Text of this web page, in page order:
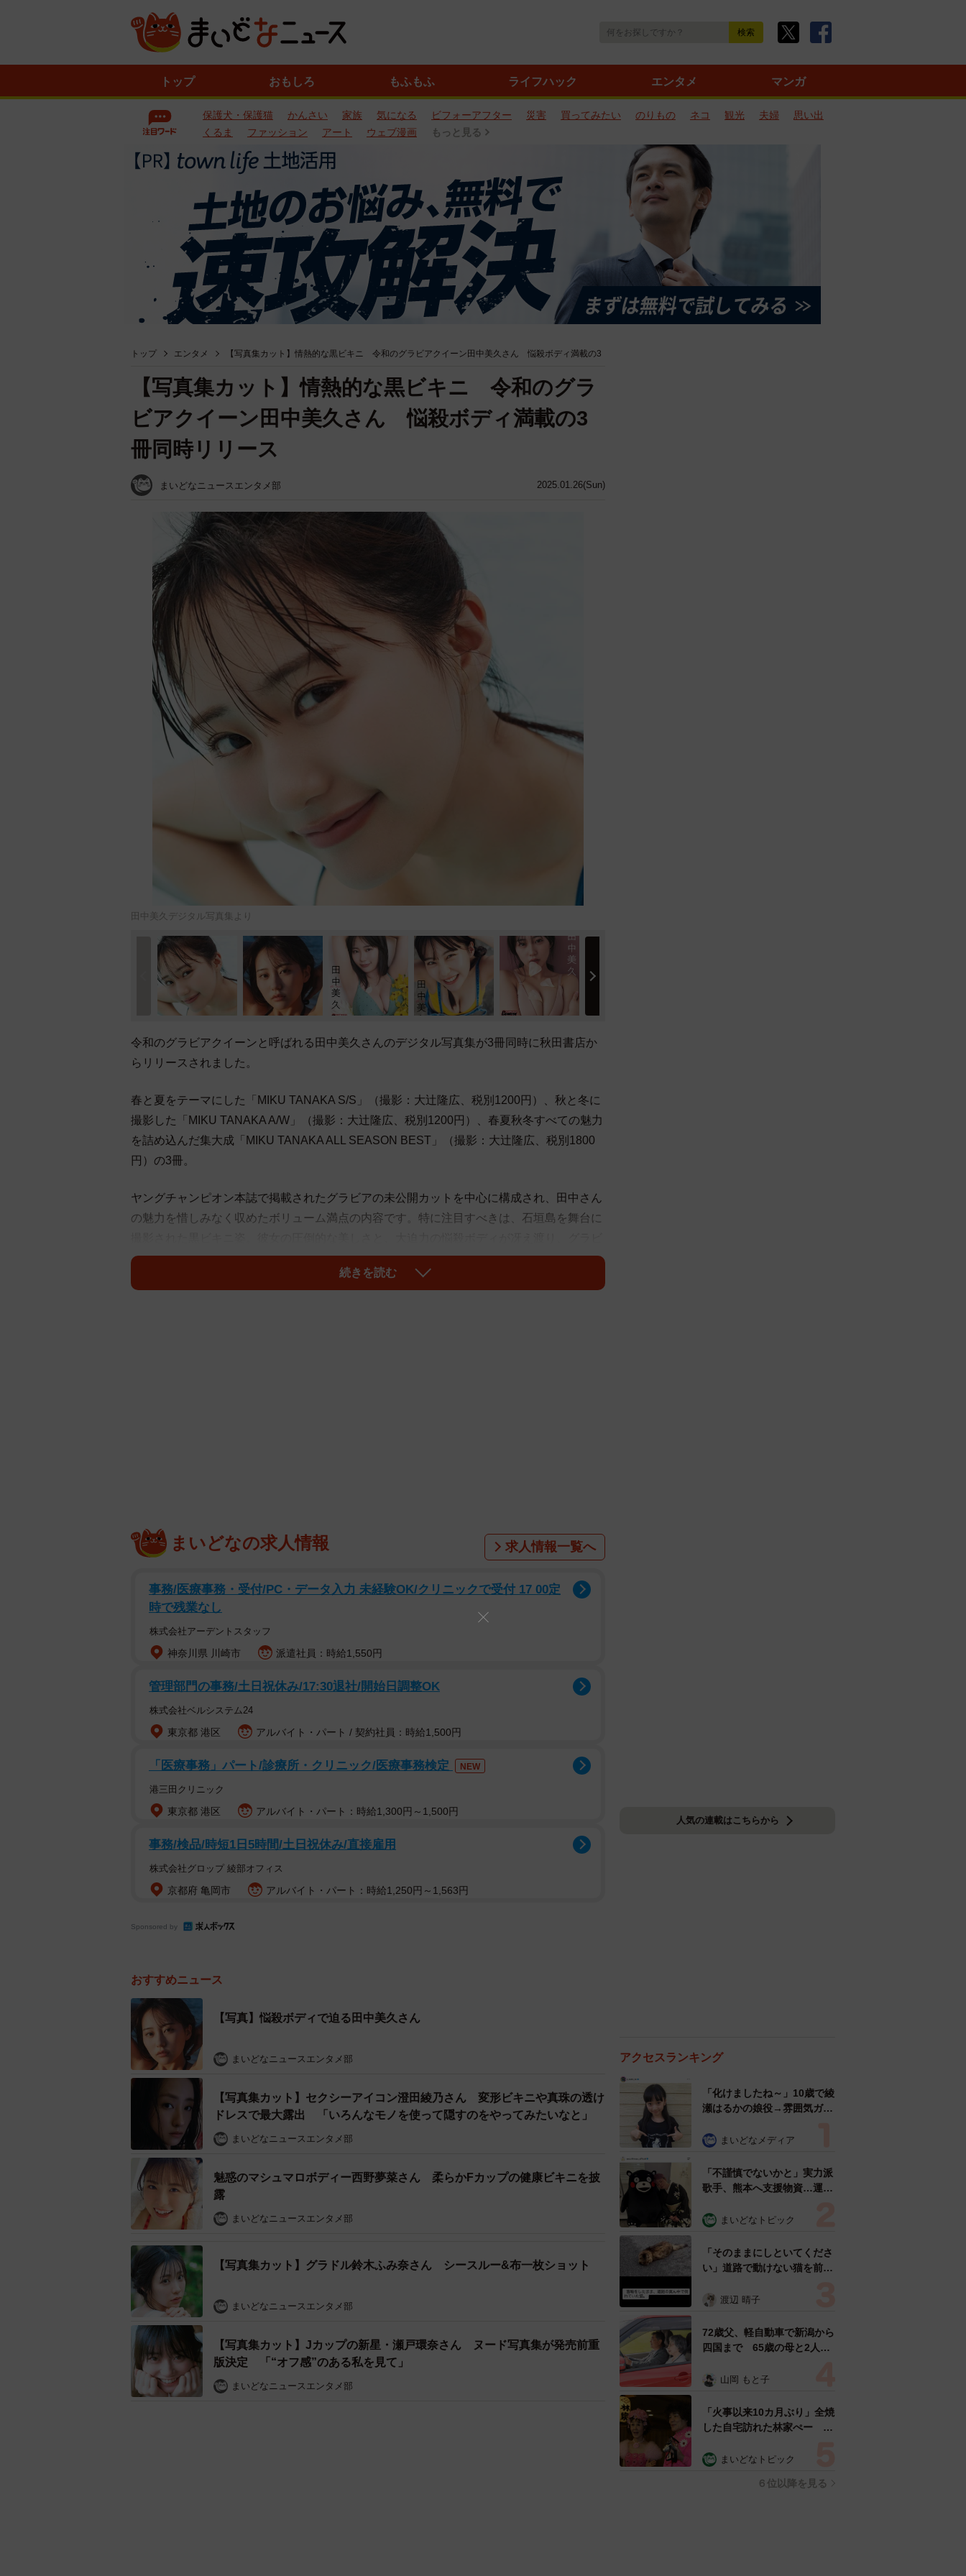
トップ おもしろ もふもふ ライフハック エンタメ マンガ
保護犬・保護猫 かんさい 家族 気になる ビフォーアフター 災害 買ってみたい のりもの ネコ 観光 夫婦
思い出
くるま
ファッション アート ウェブ漫画 もっと見る
トップ エンタメ 【写真集カット】情熱的な黒ビキニ 令和のグラビアクイーン田中美久さん 悩殺ボディ満載の3
2025.01.26(Sun)
【写真集カット】情熱的な黒ビキニ 令和のグラ
ビアクイーン田中美久さん 悩殺ボディ満載の3
冊同時リリース
まいどなニュースエンタメ部
田中美久デジタル写真集より
令和のグラビアクイーンと呼ばれる田中美久さんのデジタル写真集が3冊同時に秋田書店か
らリリースされました。
春と夏をテーマにした「MIKU TANAKA S/S」（撮影：大辻隆広、税別1200円）、秋と冬に
撮影した「MIKU TANAKA A/W」（撮影：大辻隆広、税別1200円）、春夏秋冬すべての魅力
を詰め込んだ集大成「MIKU TANAKA ALL SEASON BEST」（撮影：大辻隆広、税別1800
円）の3冊。
ヤングチャンピオン本誌で掲載されたグラビアの未公開カットを中心に構成され、田中さん
の魅力を惜しみなく収めたボリューム満点の内容です。特に注目すべきは、石垣島を舞台に
アファンにはたまらない一冊となっています。
演。 公式Instagram：@mikumonmon_48 公式X：@miku_monmon3939 オフィシャルフ
ァンクラブ：miclub
続きを読む
まいどなの求人情報 求人情報一覧へ
事務/医療事務・受付/PC・データ入力 未経験OK/クリニックで受付 17 00定
時で残業なし
株式会社アーデントスタッフ
神奈川県 川崎市 派遣社員：時給1,550円
管理部門の事務/土日祝休み/17:30退社/開始日調整OK
株式会社ベルシステム24
東京都 港区 アルバイト・パート / 契約社員：時給1,500円
「医療事務」パート/診療所・クリニック/医療事務検定 NEW
港三田クリニック
東京都 港区 アルバイト・パート：時給1,300円～1,500円
事務/検品/時短1日5時間/土日祝休み/直接雇用
株式会社グロップ 綾部オフィス
京都府 亀岡市 アルバイト・パート：時給1,250円～1,563円
Sponsored by
おすすめニュース
【写真】悩殺ボディで迫る田中美久さん
まいどなニュースエンタメ部
【写真集カット】セクシーアイコン澄田綾乃さん 変形ビキニや真珠の透け
ドレスで最大露出 「いろんなモノを使って隠すのをやってみたいなと」
まいどなニュースエンタメ部
魅惑のマシュマロボディー西野夢菜さん 柔らかFカップの健康ビキニを披
露
まいどなニュースエンタメ部
【写真集カット】グラドル鈴木ふみ奈さん シースルー&布一枚ショット
まいどなニュースエンタメ部
【写真集カット】Jカップの新星・瀬戸環奈さん ヌード写真集が発売前重
版決定 「“オフ感”のある私を見て」
まいどなニュースエンタメ部
人気の連載はこちらから
アクセスランキング
「化けましたね～」10歳で綾
瀬はるかの娘役→雰囲気ガラ
雰囲気が」「宝塚に入れそ
まいどなメディア
「不謹慎でないかと」実力派
歌手、熊本へ支援物資…運搬
めらい 「痛いほど伝わる」
まいどなトピック
「そのままにしといてくださ
い」道路で動けない猫を前に
ようとした4日間 「命の重
表の訴え
渡辺 晴子
72歳父、軽自動車で新潟から
四国まで 65歳の母と2人で
憩まで分刻み… 「大学生で
山岡 もと子
「火事以来10カ月ぶり」全焼
した自宅訪れた林家ぺー 内
ン状態の部屋に呆然
まいどなトピック
６位以降を見る